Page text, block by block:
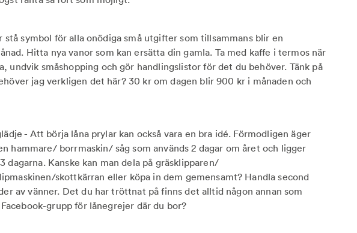
stå symbol för alla onödiga små utgifter som tillsammans blir en
Hitta nya vanor som kan ersätta din gamla. Ta med kaffe i termos när
undvik småshopping och gör handlingslistor för det du behöver. Tänk på
jag verkligen det här? 30 kr om dagen blir 900 kr i månaden och
- Att börja låna prylar kan också vara en bra idé. Förmodligen äger
hammare/ borrmaskin/ såg som används 2 dagar om året och ligger
dagarna. Kanske kan man dela på gräsklipparen/
skottkärran eller köpa in dem gemensamt? Handla second
av vänner. Det du har tröttnat på finns det alltid någon annan som
grupp för lånegrejer där du bor?